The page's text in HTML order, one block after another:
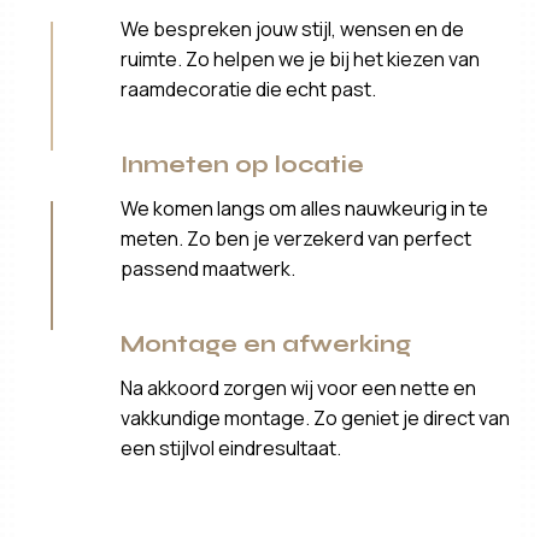
We bespreken jouw stijl, wensen en de
ruimte. Zo helpen we je bij het kiezen van
raamdecoratie die echt past.
Inmeten op locatie
We komen langs om alles nauwkeurig in te
meten. Zo ben je verzekerd van perfect
passend maatwerk.
Montage en afwerking
Na akkoord zorgen wij voor een nette en
vakkundige montage. Zo geniet je direct van
een stijlvol eindresultaat.